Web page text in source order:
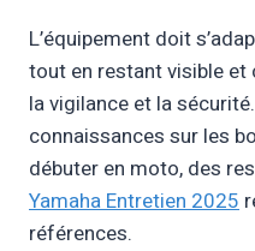
L’équipement doit
tout en restant visible
la vigilance et la
connaissances sur les
débuter en moto, des
Yamaha Entretien 2025
références.